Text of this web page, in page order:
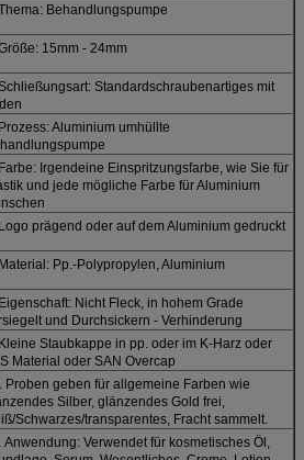
Behandlungspumpe
15mm - 24mm
Standardschraubenartiges mit
Aluminium umhüllte
Irgendeine Einspritzungsfarbe, wie Sie für
und jede mögliche Farbe für Aluminium
prägend oder auf dem Aluminium gedruckt
Pp.-Polypropylen, Aluminium
Nicht Fleck, in hohem Grade
und Durchsickern - Verhinderung
Staubkappe in pp. oder im K-Harz oder
Material oder SAN Overcap
Proben geben für allgemeine Farben wie
Silber, glänzendes Gold frei,
Schwarzes/transparentes, Fracht sammelt.
Anwendung: Verwendet für kosmetisches Öl,